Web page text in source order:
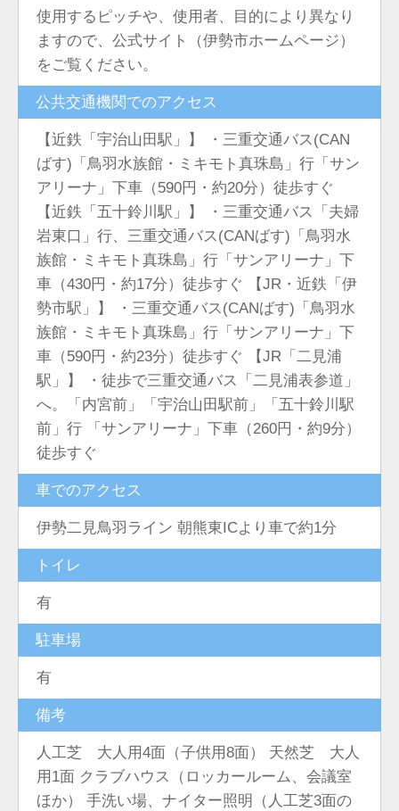
使用するピッチや、使用者、目的により異なり
ますので、公式サイト（伊勢市ホームページ）
をご覧ください。
公共交通機関でのアクセス
【近鉄「宇治山田駅」】 ・三重交通バス(CAN
ばす)「鳥羽水族館・ミキモト真珠島」行「サン
アリーナ」下車（590円・約20分）徒歩すぐ
【近鉄「五十鈴川駅」】 ・三重交通バス「夫婦
岩東口」行、三重交通バス(CANばす)「鳥羽水
族館・ミキモト真珠島」行「サンアリーナ」下
車（430円・約17分）徒歩すぐ 【JR・近鉄「伊
勢市駅」】 ・三重交通バス(CANばす)「鳥羽水
族館・ミキモト真珠島」行「サンアリーナ」下
車（590円・約23分）徒歩すぐ 【JR「二見浦
駅」】 ・徒歩で三重交通バス「二見浦表参道」
へ。「内宮前」「宇治山田駅前」「五十鈴川駅
前」行 「サンアリーナ」下車（260円・約9分）
徒歩すぐ
車でのアクセス
伊勢二見鳥羽ライン 朝熊東ICより車で約1分
トイレ
有
駐車場
有
備考
人工芝 大人用4面（子供用8面） 天然芝 大人
用1面 クラブハウス（ロッカールーム、会議室
ほか） 手洗い場、ナイター照明（人工芝3面の